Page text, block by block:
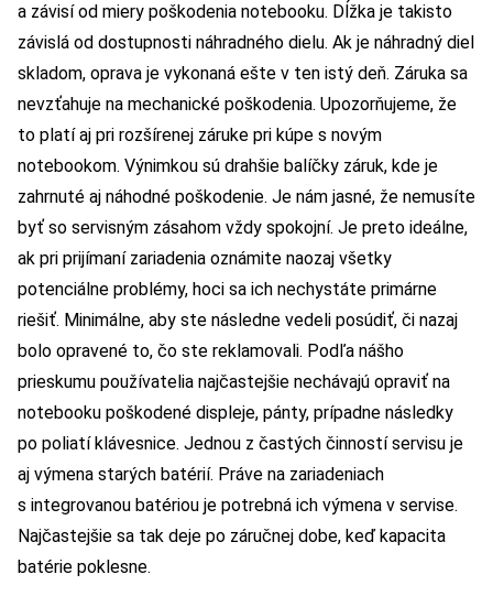
a závisí od miery poškodenia notebooku. Dĺžka je takisto
závislá od dostupnosti náhradného dielu. Ak je náhradný diel
skladom, oprava je vykonaná ešte v ten istý deň. Záruka sa
nevzťahuje na mechanické poškodenia. Upozorňujeme, že
to platí aj pri rozšírenej záruke pri kúpe s novým
notebookom. Výnimkou sú drahšie balíčky záruk, kde je
zahrnuté aj náhodné poškodenie. Je nám jasné, že nemusíte
byť so servisným zásahom vždy spokojní. Je preto ideálne,
ak pri prijímaní zariadenia oznámite naozaj všetky
potenciálne problémy, hoci sa ich nechystáte primárne
riešiť. Minimálne, aby ste následne vedeli posúdiť, či nazaj
bolo opravené to, čo ste reklamovali. Podľa nášho
prieskumu používatelia najčastejšie nechávajú opraviť na
notebooku poškodené displeje, pánty, prípadne následky
po poliatí klávesnice. Jednou z častých činností servisu je
aj výmena starých batérií. Práve na zariadeniach
s integrovanou batériou je potrebná ich výmena v servise.
Najčastejšie sa tak deje po záručnej dobe, keď kapacita
batérie poklesne.